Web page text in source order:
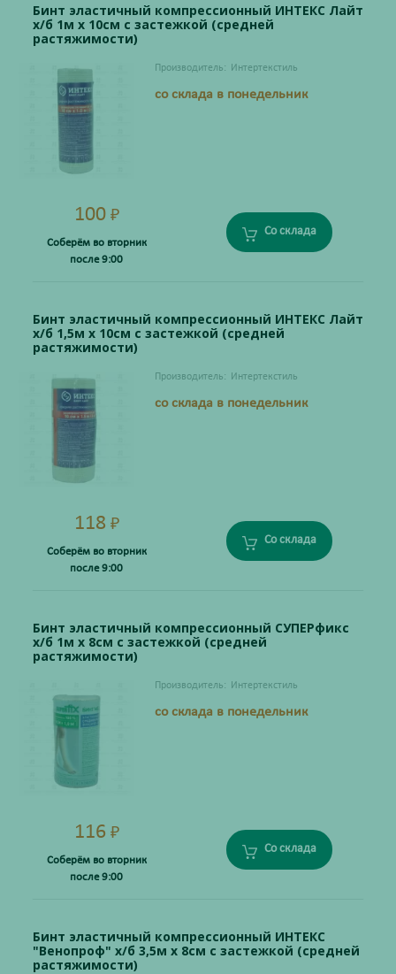
Бинт эластичный компрессионный ИНТЕКС Лайт
х/б 1м х 10см с застежкой (средней
растяжимости)
Производитель: Интертекстиль
со склада в понедельник
100 ₽
Соберём во вторник
после 9:00
Со склада
Бинт эластичный компрессионный ИНТЕКС Лайт
х/б 1,5м х 10см с застежкой (средней
растяжимости)
Производитель: Интертекстиль
со склада в понедельник
118 ₽
Соберём во вторник
после 9:00
Со склада
Бинт эластичный компрессионный СУПЕРфикс
х/б 1м х 8см с застежкой (средней
растяжимости)
Производитель: Интертекстиль
со склада в понедельник
116 ₽
Соберём во вторник
после 9:00
Со склада
Бинт эластичный компрессионный ИНТЕКС
"Венопроф" х/б 3,5м х 8см с застежкой (средней
растяжимости)